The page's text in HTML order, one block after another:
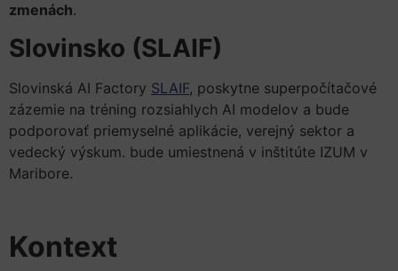
zmenách.
Slovinsko (SLAIF)
Slovinská AI Factory SLAIF, poskytne superpočítačové
zázemie na tréning rozsiahlych AI modelov a bude
podporovať priemyselné aplikácie, verejný sektor a
vedecký výskum. bude umiestnená v inštitúte IZUM v
Maribore.
Kontext